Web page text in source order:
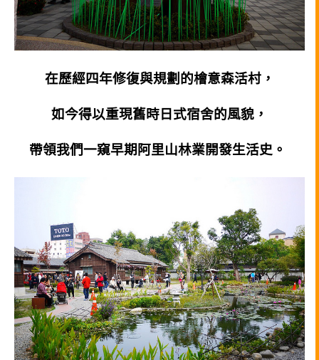
在歷經四年修復與規劃的檜意森活村，
如今得以重現舊時日式宿舍的風貌，
帶領我們一窺早期阿里山林業開發生活史。